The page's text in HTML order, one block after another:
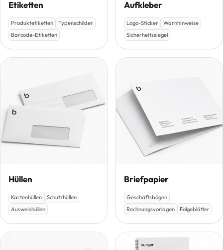
Etiketten
Produktetiketten
Typenschilder
Barcode-Etiketten
Aufkleber
Logo-Sticker
Warnhinweise
Sicherheitssiegel
Hüllen
Kartenhüllen
Schutzhüllen
Ausweishüllen
Briefpapier
Geschäftsbögen
Rechnungsvorlagen
Folgeblätter